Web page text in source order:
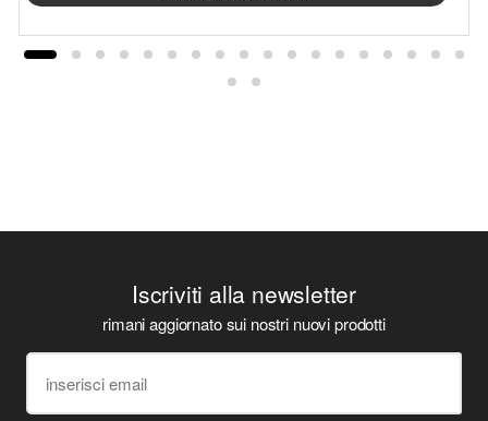
Iscriviti alla newsletter
rimani aggiornato sui nostri nuovi prodotti